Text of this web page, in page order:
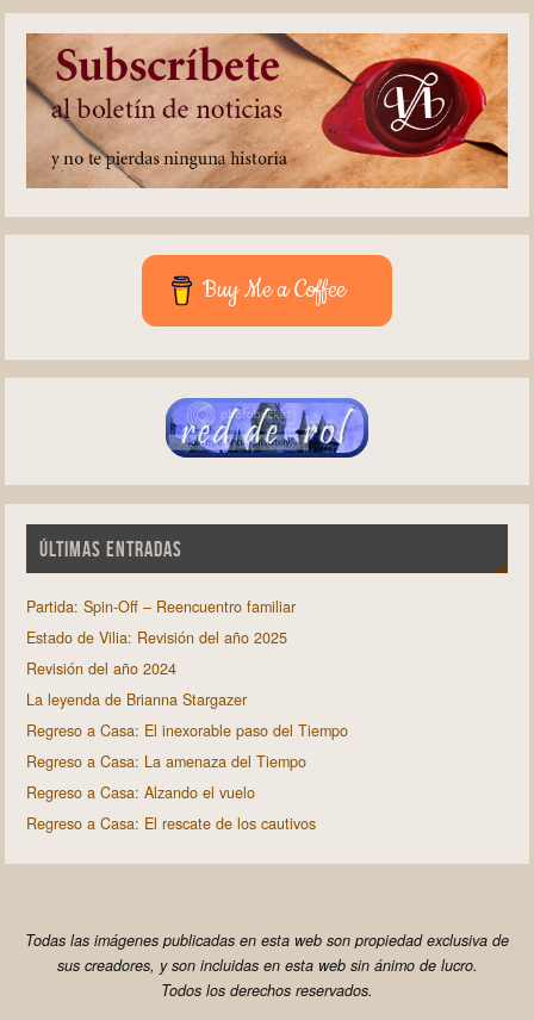
Buy Me a Coffee
ÚLTIMAS ENTRADAS
Partida: Spin-Off – Reencuentro familiar
Estado de Vilia: Revisión del año 2025
Revisión del año 2024
La leyenda de Brianna Stargazer
Regreso a Casa: El inexorable paso del Tiempo
Regreso a Casa: La amenaza del Tiempo
Regreso a Casa: Alzando el vuelo
Regreso a Casa: El rescate de los cautivos
Todas las imágenes publicadas en esta web son propiedad exclusiva de
sus creadores, y son incluidas en esta web sin ánimo de lucro.
Todos los derechos reservados.